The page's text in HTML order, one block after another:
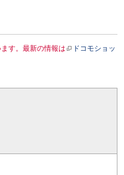
す。最新の情報は
ドコモショッ